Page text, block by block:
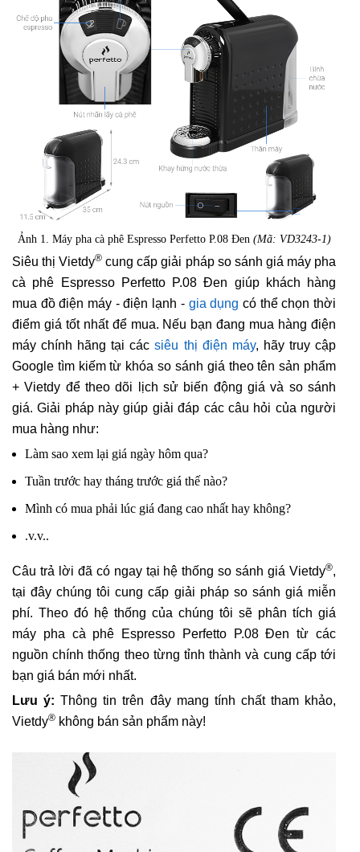
Ảnh 1. Máy pha cà phê Espresso Perfetto P.08 Đen (Mã: VD3243-1)
Siêu thị Vietdy® cung cấp giải pháp so sánh giá máy pha
cà phê Espresso Perfetto P.08 Đen giúp khách hàng
mua đồ điện máy - điện lạnh - gia dụng có thể chọn thời
điểm giá tốt nhất để mua. Nếu bạn đang mua hàng điện
máy chính hãng tại cácsiêu thị điện máy, hãy truy cập
Google tìm kiếm từ khóa so sánh giá theo tên sản phẩm
+ Vietdy để theo dõi lịch sử biến động giá và so sánh
giá. Giải pháp này giúp giải đáp các câu hỏi của người
mua hàng như:
Làm sao xem lại giá ngày hôm qua?
Tuần trước hay tháng trước giá thế nào?
Mình có mua phải lúc giá đang cao nhất hay không?
.v.v..
Câu trả lời đã có ngay tại hệ thống so sánh giá Vietdy®,
tại đây chúng tôi cung cấp giải pháp so sánh giá miễn
phí. Theo đó hệ thống của chúng tôi sẽ phân tích giá
máy pha cà phê Espresso Perfetto P.08 Đen từ các
nguồn chính thống theo từng tỉnh thành và cung cấp tới
bạn giá bán mới nhất.
Lưu ý: Thông tin trên đây mang tính chất tham khảo,
Vietdy® không bán sản phẩm này!